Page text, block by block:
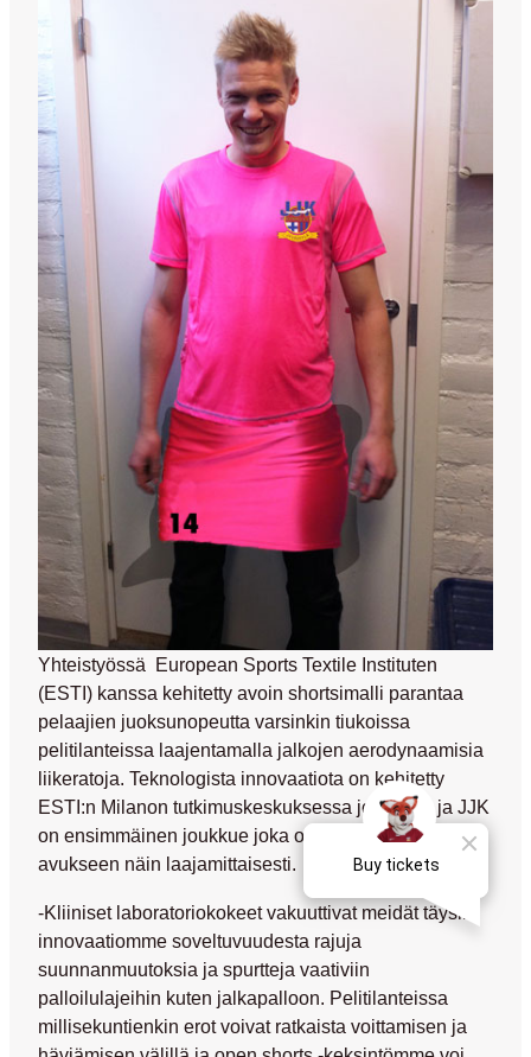
Yhteistyössä European Sports Textile Instituten
(ESTI) kanssa kehitetty avoin shortsimalli parantaa
pelaajien juoksunopeutta varsinkin tiukoissa
pelitilanteissa laajentamalla jalkojen aerodynaamisia
liikeratoja. Teknologista innovaatiota on kehitetty
ESTI:n Milanon tutkimuskeskuksessa jo vuosia ja JJK
on ensimmäinen joukkue joka ottaa uuden tekniikan
avukseen näin laajamittaisesti.
-Kliiniset laboratoriokokeet vakuuttivat meidät täysin
innovaatiomme soveltuvuudesta rajuja
suunnanmuutoksia ja spurtteja vaativiin
palloilulajeihin kuten jalkapalloon. Pelitilanteissa
millisekuntienkin erot voivat ratkaista voittamisen ja